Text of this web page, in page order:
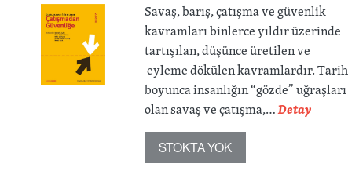
Savaş, barış, çatışma ve güvenlik
kavramları binlerce yıldır üzerinde
tartışılan, düşünce üretilen ve
eyleme dökülen kavramlardır. Tarih
boyunca insanlığın “gözde” uğraşları
olan savaş ve çatışma,…Detay
STOKTA YOK